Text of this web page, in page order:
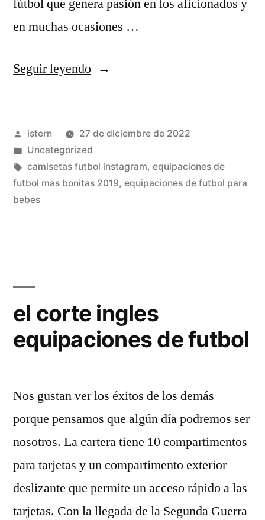
fútbol que genera pasión en los aficionados y
en muchas ocasiones …
Seguir leyendo«camisetas
nba
thai»
Publicado
por
istern
27 de diciembre de 2022
Publicado
en
Uncategorized
Etiquetas:
camisetas futbol instagram, equipaciones de
futbol mas bonitas 2019, equipaciones de futbol para
bebes
el corte ingles
equipaciones de futbol
Nos gustan ver los éxitos de los demás
porque pensamos que algún día podremos ser
nosotros. La cartera tiene 10 compartimentos
para tarjetas y un compartimento exterior
deslizante que permite un acceso rápido a las
tarjetas. Con la llegada de la Segunda Guerra